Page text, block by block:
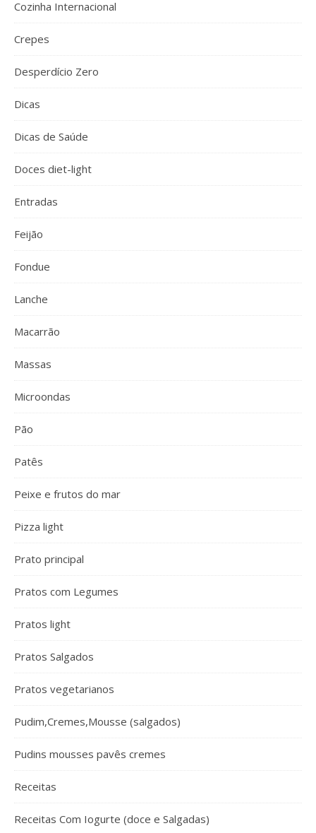
Cozinha Internacional
Crepes
Desperdício Zero
Dicas
Dicas de Saúde
Doces diet-light
Entradas
Feijão
Fondue
Lanche
Macarrão
Massas
Microondas
Pão
Patês
Peixe e frutos do mar
Pizza light
Prato principal
Pratos com Legumes
Pratos light
Pratos Salgados
Pratos vegetarianos
Pudim,Cremes,Mousse (salgados)
Pudins mousses pavês cremes
Receitas
Receitas Com Iogurte (doce e Salgadas)